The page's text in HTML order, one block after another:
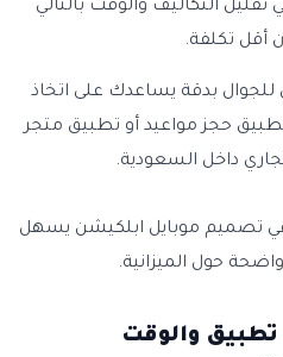
التكاليف والوقت بالتالي
أقل تكلفة.
بدقة يساعدك على اتخاذ
حجز مواعيد أو تطبيق متجر
داخل السعودية.
تصميم موبايل ابلكيشن يسهل
حول الميزانية.
والوقت